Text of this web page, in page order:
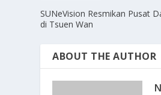
SUNeVision Resmikan Pusat
di Tsuen Wan
ABOUT THE AUTHOR